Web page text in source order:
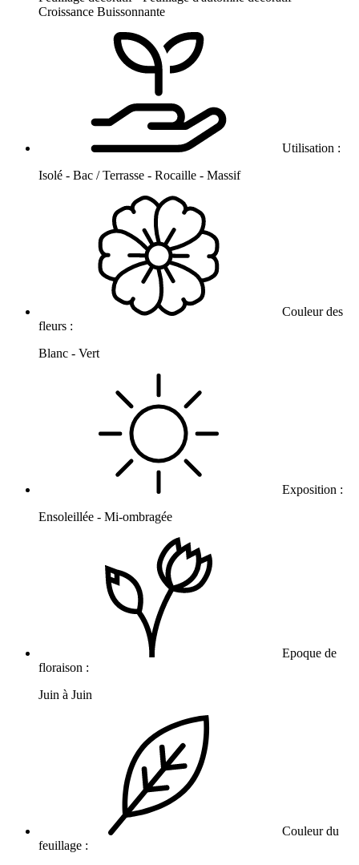
Croissance Buissonnante
Utilisation :
Isolé - Bac / Terrasse - Rocaille - Massif
Couleur des
fleurs :
Blanc - Vert
Exposition :
Ensoleillée - Mi-ombragée
Epoque de
floraison :
Juin à Juin
Couleur du
feuillage :